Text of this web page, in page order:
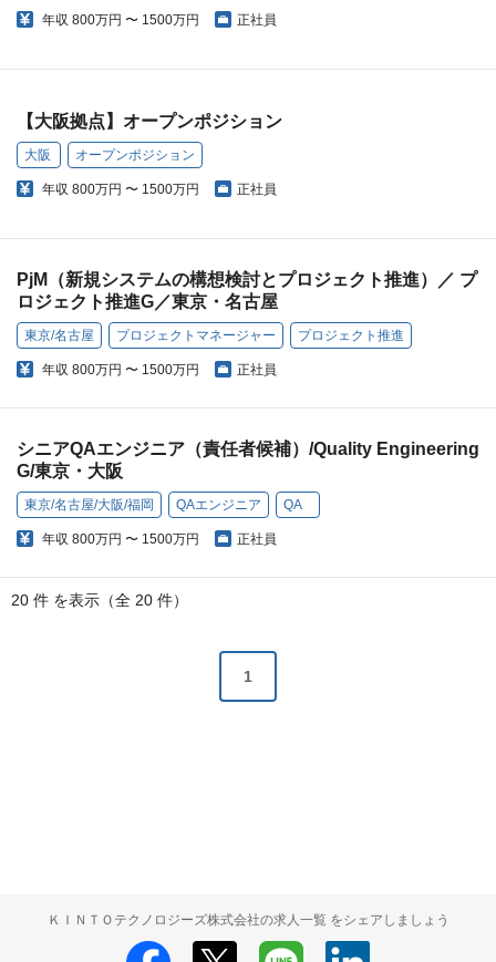
年収 800万円 〜 1500万円 正社員
【大阪拠点】オープンポジション
大阪 オープンポジション
年収 800万円 〜 1500万円 正社員
PjM（新規システムの構想検討とプロジェクト推進）／ プ
ロジェクト推進G／東京・名古屋
東京/名古屋 プロジェクトマネージャー プロジェクト推進
年収 800万円 〜 1500万円 正社員
シニアQAエンジニア（責任者候補）/Quality Engineering
G/東京・大阪
東京/名古屋/大阪/福岡 QAエンジニア QA
年収 800万円 〜 1500万円 正社員
20 件 を表示（全 20 件）
1
ＫＩＮＴＯテクノロジーズ株式会社の求人一覧 をシェアしましょう